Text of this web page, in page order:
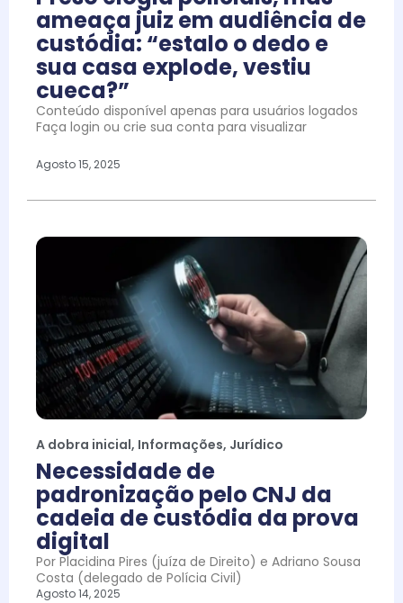
ameaça juiz em audiência de
custódia: “estalo o dedo e
sua casa explode, vestiu
cueca?”
Conteúdo disponível apenas para usuários logados
Faça login ou crie sua conta para visualizar
Agosto 15, 2025
A dobra inicial, Informações, Jurídico
Necessidade de
padronização pelo CNJ da
cadeia de custódia da prova
digital
Por Placidina Pires (juíza de Direito) e Adriano Sousa
Costa (delegado de Polícia Civil)
Agosto 14, 2025